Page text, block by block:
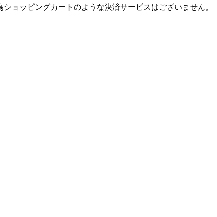
ョッピングカートのような決済サービスはございません。